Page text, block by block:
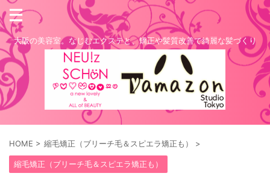
大阪の美容室。なじむエクステと、矯正や髪質改善で綺麗な髪づくり
HOME > 縮毛矯正（ブリーチ毛＆スピエラ矯正も） >
縮毛矯正（ブリーチ毛＆スピエラ矯正も）